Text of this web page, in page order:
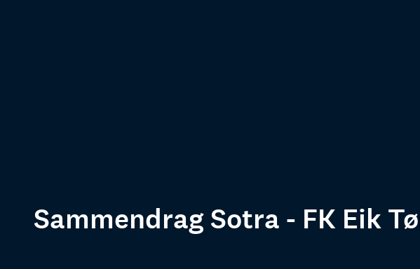
Sammendrag Sotra - FK Eik